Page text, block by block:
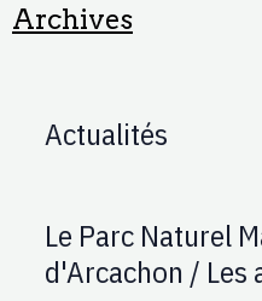
Archives
Actualités
Le Parc Naturel
d'Arcachon / Les